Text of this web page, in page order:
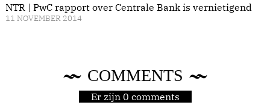
NTR | PwC rapport over Centrale Bank is vernietigend
11 NOVEMBER 2014
COMMENTS
Er zijn 0 comments